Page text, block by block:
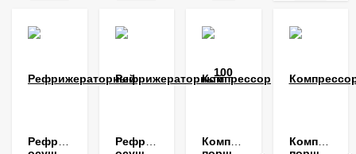
РефрижераторныйРефрижераторныйКомпрессор